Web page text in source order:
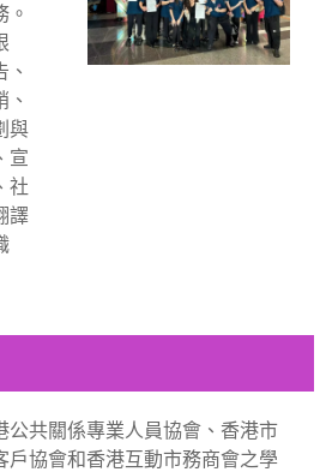
。
與
宣
社
譯
公共關係專業人員協會、香港市
戶協會和香港互動市務商會之學